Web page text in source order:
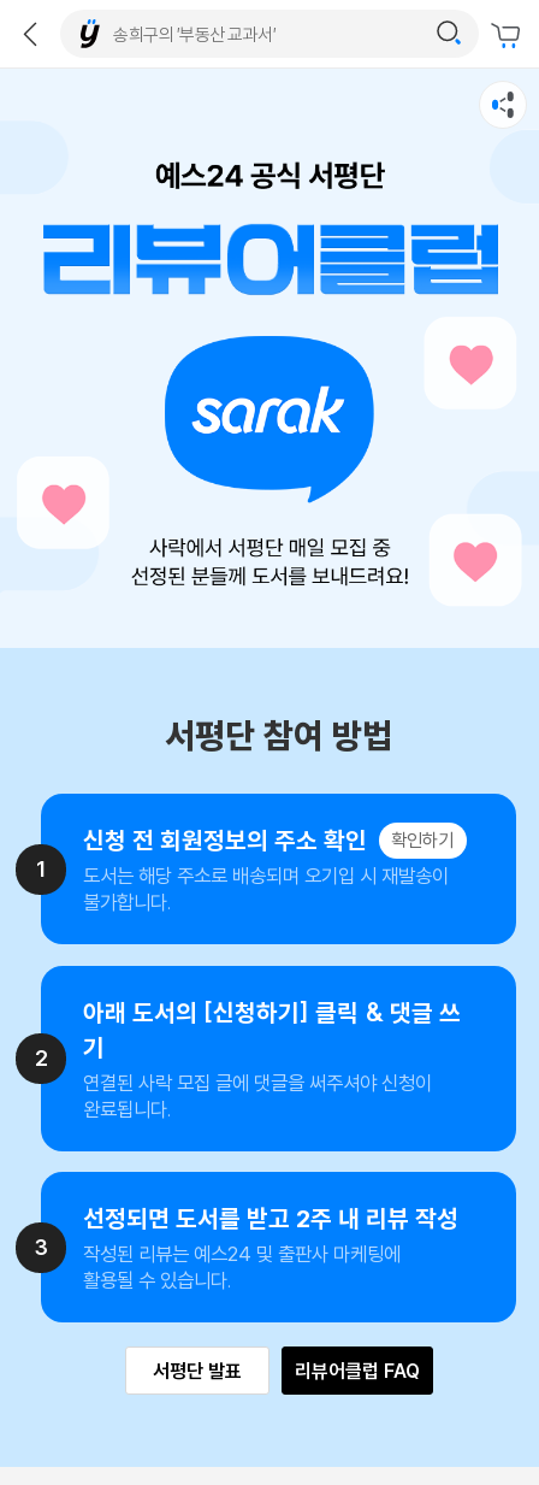
서평단 참여 방법
1
신청 전 회원정보의 주소 확인 확인하기
도서는 해당 주소로 배송되며 오기입 시 재발송이
불가합니다.
2
아래 도서의 [신청하기] 클릭 & 댓글 쓰
기
연결된 사락 모집 글에 댓글을 써주셔야 신청이
완료됩니다.
3
선정되면 도서를 받고 2주 내 리뷰 작성
작성된 리뷰는 예스24 및 출판사 마케팅에
활용될 수 있습니다.
서평단 발표 리뷰어클럽 FAQ